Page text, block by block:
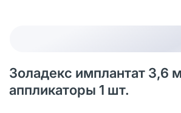
Золадекс имплантат 3,6
аппликаторы 1 шт.